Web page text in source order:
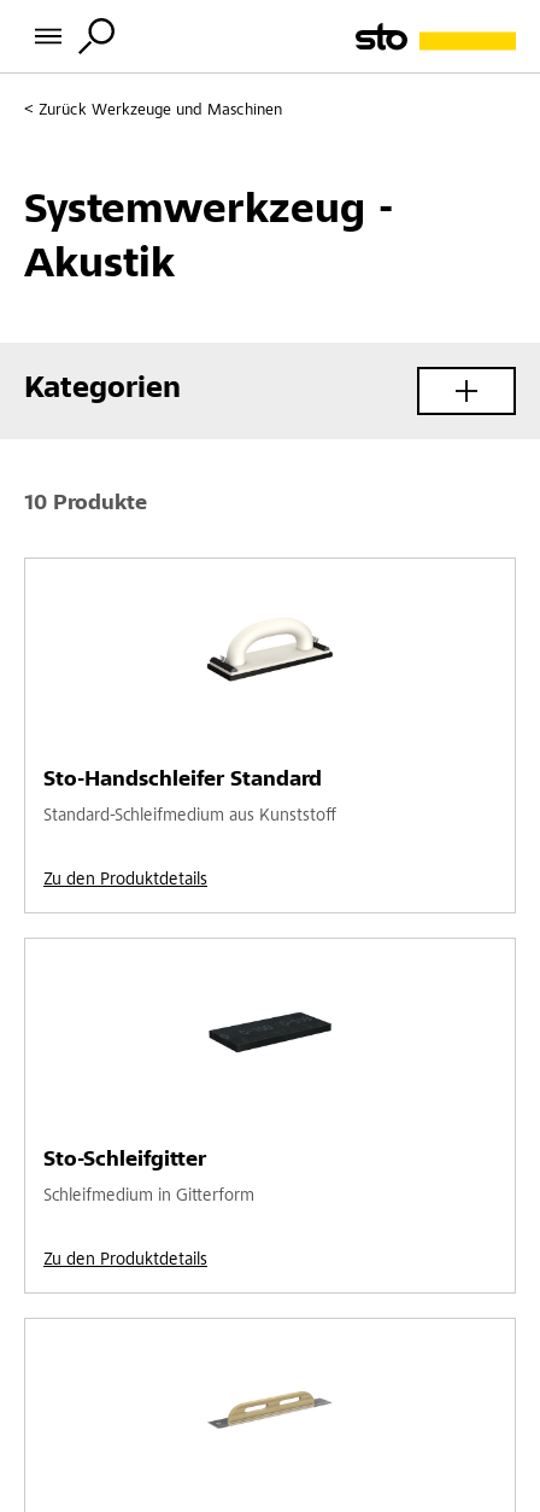
Zurück Werkzeuge und Maschinen
Systemwerkzeug -
Akustik
Kategorien
10 Produkte
Sto-Handschleifer Standard
Standard-Schleifmedium aus Kunststoff
Zu den Produktdetails
Sto-Schleifgitter
Schleifmedium in Gitterform
Zu den Produktdetails